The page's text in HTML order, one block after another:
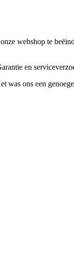
webshop te
en
ons een